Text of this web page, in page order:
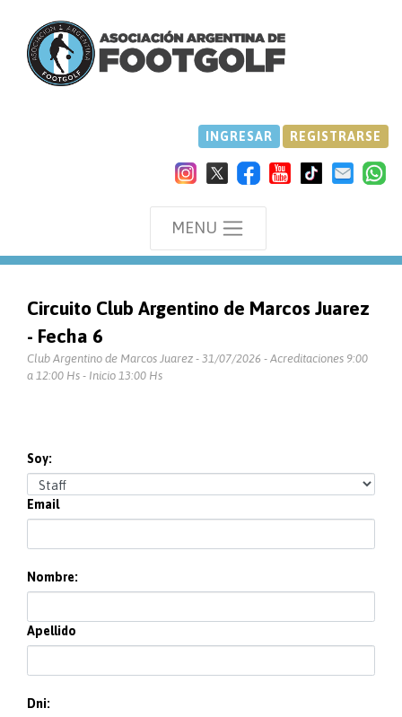
INGRESAR REGISTRARSE
MENU
Circuito Club Argentino de Marcos Juarez
- Fecha 6
Club Argentino de Marcos Juarez - 31/07/2026 - Acreditaciones 9:00
a 12:00 Hs - Inicio 13:00 Hs
Soy:
Email
Nombre:
Apellido
Dni: